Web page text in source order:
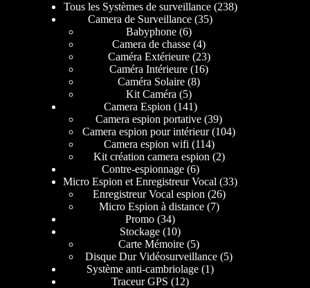
Tous les Systèmes de surveillance 238
Camera de Surveillance 35
Babyphone 6
Camera de chasse 4
Caméra Extérieure 23
Caméra Intérieure 16
Caméra Solaire 8
Kit Caméra
5
Camera Espion 141
Camera espion portative 39
Camera espion pour intérieur 104
Camera espion wifi 114
Kit création camera espion 2
Contre-espionnage 6
Micro Espion et Enregistreur Vocal 33
Enregistreur Vocal espion 26
Micro Espion à distance 7
Promo 34
Stockage 10
Carte Mémoire 5
Disque Dur Vidéosurveillance 5
Système anti-cambriolage 1
Traceur GPS
12